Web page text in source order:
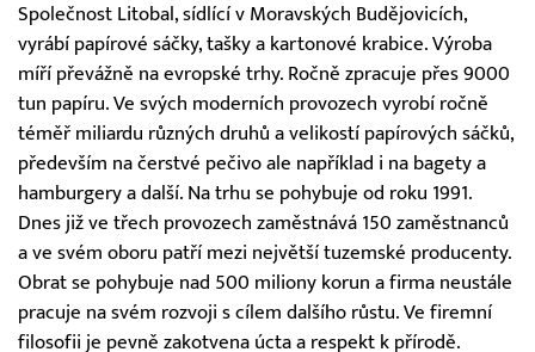
Společnost Litobal, sídlící v Moravských Budějovicích,
vyrábí papírové sáčky, tašky a kartonové krabice. Výroba
míří převážně na evropské trhy. Ročně zpracuje přes 9000
tun papíru. Ve svých moderních provozech vyrobí ročně
téměř miliardu různých druhů a velikostí papírových sáčků,
především na čerstvé pečivo ale například i na bagety a
hamburgery a další. Na trhu se pohybuje od roku 1991.
Dnes již ve třech provozech zaměstnává 150 zaměstnanců
a ve svém oboru patří mezi největší tuzemské producenty.
Obrat se pohybuje nad 500 miliony korun a firma neustále
pracuje na svém rozvoji s cílem dalšího růstu. Ve firemní
filosofii je pevně zakotvena úcta a respekt k přírodě.